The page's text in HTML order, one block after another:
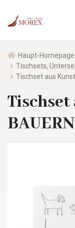
Haupt-Homepage
Tischsets,
Tischset aus